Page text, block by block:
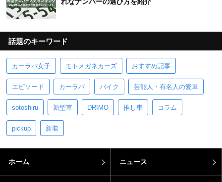
れなナンバーの選び方を紹介
話題のキーワード
カーラバ女子 モトメガネカーズ おすすめ記事
エピソード カーラバ バイク 芸能人・有名人の愛車
sotoshiru 新型車 DRIMO 推し車 コラム
pickup 新着
ホーム ニュース